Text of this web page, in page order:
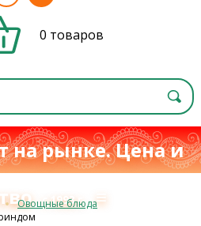
0 товаров
на рынке. Цена и
с 1993 г.≡
Овощные блюда